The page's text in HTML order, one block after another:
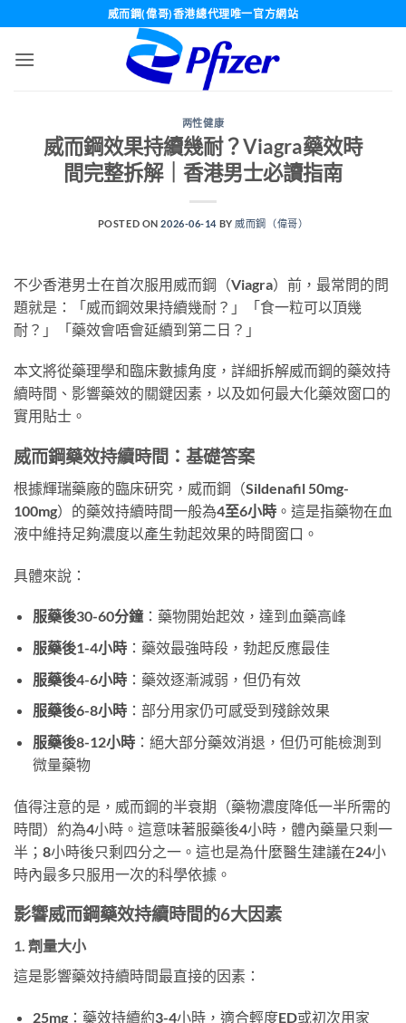
content
威而鋼(偉哥)香港總代理唯一官方網站
两性健康
威而鋼效果持續幾耐？Viagra藥效時
間完整拆解｜香港男士必讀指南
POSTED ON2026-06-14 BY 威而鋼（偉哥）
不少香港男士在首次服用威而鋼（Viagra）前，最常問的問
題就是：「威而鋼效果持續幾耐？」「食一粒可以頂幾
耐？」「藥效會唔會延續到第二日？」
本文將從藥理學和臨床數據角度，詳細拆解威而鋼的藥效持
續時間、影響藥效的關鍵因素，以及如何最大化藥效窗口的
實用貼士。
威而鋼藥效持續時間：基礎答案
根據輝瑞藥廠的臨床研究，威而鋼（Sildenafil 50mg-
100mg）的藥效持續時間一般為4至6小時 。這是指藥物在血
液中維持足夠濃度以產生勃起效果的時間窗口。
具體來說：
服藥後30-60分鐘：藥物開始起效，達到血藥高峰
服藥後1-4小時：藥效最強時段，勃起反應最佳
服藥後4-6小時：藥效逐漸減弱，但仍有效
服藥後6-8小時：部分用家仍可感受到殘餘效果
服藥後8-12小時：絕大部分藥效消退，但仍可能檢測到
微量藥物
值得注意的是，威而鋼的半衰期（藥物濃度降低一半所需的
時間）約為4小時。這意味著服藥後4小時，體內藥量只剩一
半；8小時後只剩四分之一。這也是為什麼醫生建議在24小
時內最多只服用一次的科學依據。
影響威而鋼藥效持續時間的6大因素
1. 劑量大小
這是影響藥效持續時間最直接的因素：
25mg：藥效持續約3-4小時，適合輕度ED或初次用家